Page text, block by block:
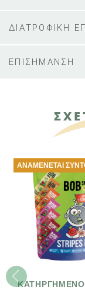
ΔΙΑΤΡΟΦΙΚΗ
ΕΠΙΣΗΜΑΝΣΗ
ΚΑΤΗΡΓΗΜΕΝΟ
ΑΝΑΜΈΝΕΤΑΙ